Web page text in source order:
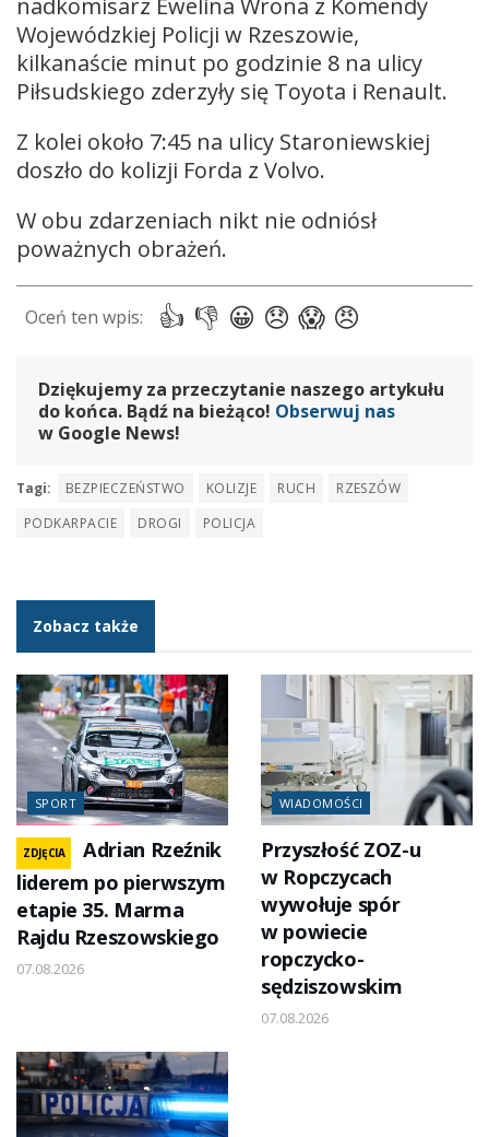
Wojewódzkiej Policji w Rzeszowie,
kilkanaście minut po godzinie 8 na ulicy
Piłsudskiego zderzyły się Toyota i Renault.
Z kolei około 7:45 na ulicy Staroniewskiej
doszło do kolizji Forda z Volvo.
W obu zdarzeniach nikt nie odniósł
poważnych obrażeń.
Dziękujemy za przeczytanie naszego artykułu
do końca. Bądź na bieżąco! Obserwuj nas
w Google News!
Tagi: BEZPIECZEŃSTWO KOLIZJE RUCH
RZESZÓW
PODKARPACIE
DROGI POLICJA
Zobacz także
SPORT
ZDJĘCIA
Adrian Rzeźnik
liderem po pierwszym
etapie 35. Marma
Rajdu Rzeszowskiego
07.08.2026
WIADOMOŚCI
Przyszłość ZOZ-u
w Ropczycach
wywołuje spór
w powiecie
ropczycko-
sędziszowskim
07.08.2026